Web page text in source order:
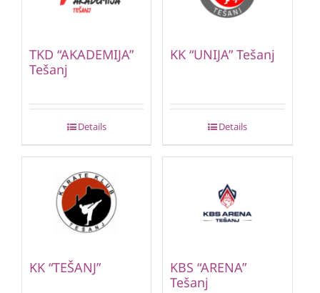
TKD “AKADEMIJA”
Tešanj
Details
KK “UNIJA” Tešanj
Details
KK “TEŠANJ”
KBS “ARENA”
Tešanj